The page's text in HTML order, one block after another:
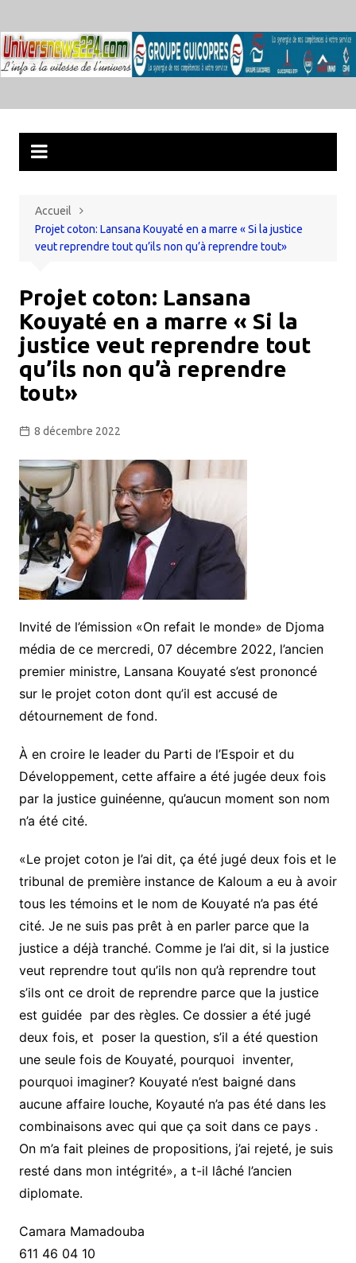
au
contenu
Accueil
Projet coton: Lansana Kouyaté en a marre « Si la justice
veut reprendre tout qu’ils non qu’à reprendre tout»
Projet coton: Lansana
Kouyaté en a marre « Si la
justice veut reprendre tout
qu’ils non qu’à reprendre
tout»
8 décembre 2022
Invité de l’émission «On refait le monde» de Djoma
média de ce mercredi, 07 décembre 2022, l’ancien
premier ministre, Lansana Kouyaté s’est prononcé
sur le projet coton dont qu’il est accusé de
détournement de fond.
À en croire le leader du Parti de l’Espoir et du
Développement, cette affaire a été jugée deux fois
par la justice guinéenne, qu’aucun moment son nom
n’a été cité.
«Le projet coton je l’ai dit, ça été jugé deux fois et le
tribunal de première instance de Kaloum a eu à avoir
tous les témoins et le nom de Kouyaté n’a pas été
cité. Je ne suis pas prêt à en parler parce que la
justice a déjà tranché. Comme je l’ai dit, si la justice
veut reprendre tout qu’ils non qu’à reprendre tout
s’ils ont ce droit de reprendre parce que la justice
est guidée par des règles. Ce dossier a été jugé
deux fois, et poser la question, s’il a été question
une seule fois de Kouyaté, pourquoi inventer,
pourquoi imaginer? Kouyaté n’est baigné dans
aucune affaire louche, Koyauté n’a pas été dans les
combinaisons avec qui que ça soit dans ce pays .
On m’a fait pleines de propositions, j’ai rejeté, je suis
resté dans mon intégrité», a t-il lâché l’ancien
diplomate.
Camara Mamadouba
611 46 04 10